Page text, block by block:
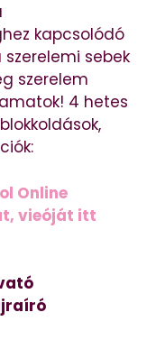
kapcsolódó
sebek
szerelem
4 hetes
Online
vieóját itt